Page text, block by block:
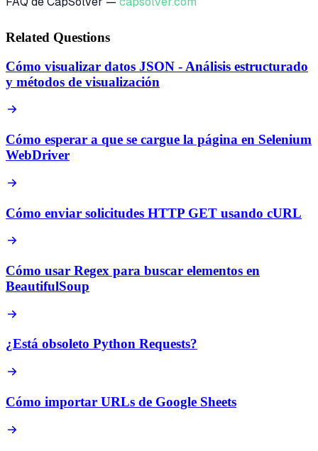
Related Questions
Cómo visualizar datos JSON - Análisis estructurado
y métodos de visualización
Cómo esperar a que se cargue la página en Selenium
WebDriver
Cómo enviar solicitudes HTTP GET usando cURL
Cómo usar Regex para buscar elementos en
BeautifulSoup
¿Está obsoleto Python Requests?
Cómo importar URLs de Google Sheets